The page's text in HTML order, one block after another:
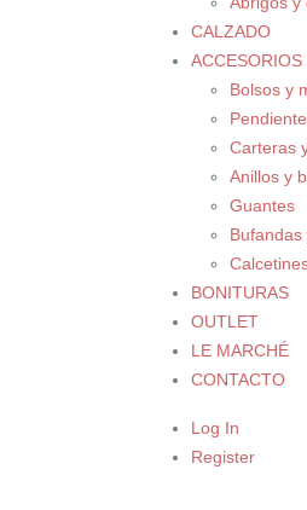
CALZADO
Bolsos y
Carteras
Anillos y
Guantes
BONITURAS
OUTLET
LE MARCHÉ
CONTACTO
Log In
Register